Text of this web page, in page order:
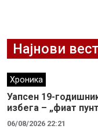
Најнови
Хроника
Уапсен 19-
избега – „фиат
06/08/2026 22:21